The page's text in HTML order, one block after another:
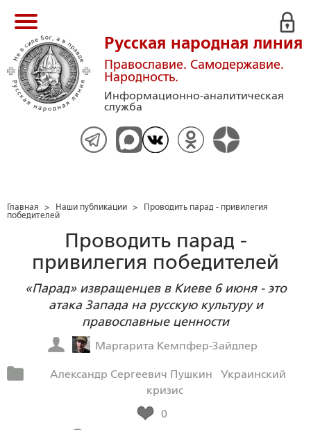
Русская народная линия
Православие. Самодержавие.
Народность.
Информационно-аналитическая
служба
Главная > Наши публикации >
Проводить парад - привилегия
победителей
Проводить парад -
привилегия победителей
«Парад» извращенцев в Киеве 6 июня - это
атака Запада на русскую культуру и
православные ценности
Маргарита Кемпфер-Зайдлер
Александр Сергеевич Пушкин
Украинский
кризис
0